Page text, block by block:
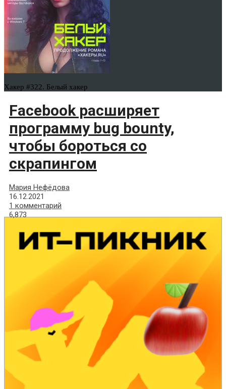
Хакер #322. Белый хакер
Facebook расширяет
программу bug bounty,
чтобы бороться со
скрапингом
Мария Нефёдова
16.12.2021
1 комментарий
6,873